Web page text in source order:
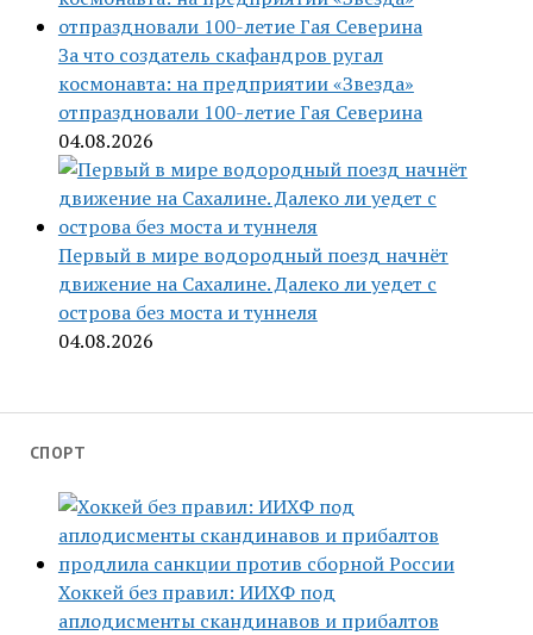
За что создатель скафандров ругал
космонавта: на предприятии «Звезда»
отпраздновали 100-летие Гая Северина
04.08.2026
Первый в мире водородный поезд начнёт
движение на Сахалине. Далеко ли уедет с
острова без моста и туннеля
04.08.2026
СПОРТ
Хоккей без правил: ИИХФ под
аплодисменты скандинавов и прибалтов